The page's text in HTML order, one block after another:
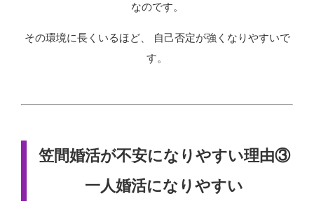
なのです。
その環境に長くいるほど、 自己否定が強くなりやすいで
す。
笠間婚活が不安になりやすい理由③
一人婚活になりやすい